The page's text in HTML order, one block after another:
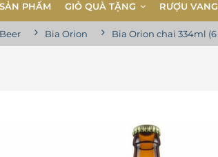
PHẨM GIỎ QUÀ TẶNG RƯỢU VANG
Bia Orion